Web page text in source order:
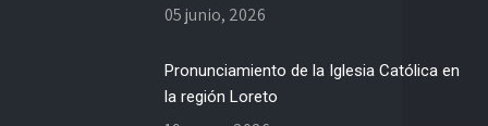
05 junio, 2026
Pronunciamiento de la Iglesia Católica en
la región Loreto